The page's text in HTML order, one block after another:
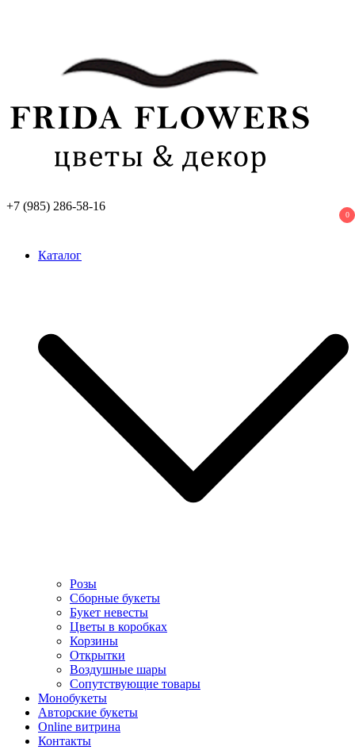
+7 (985) 286-58-16
0
Каталог
Розы
Сборные букеты
Букет невесты
Цветы в коробках
Корзины
Открытки
Воздушные шары
Сопутствующие товары
Монобукеты
Авторские букеты
Online витрина
Контакты